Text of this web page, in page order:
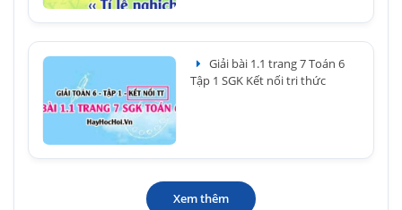
Giải bài 1.1 trang 7 Toán 6
Tập 1 SGK Kết nối tri thức
Xem thêm